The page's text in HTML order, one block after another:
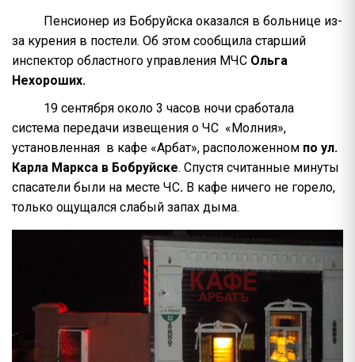
Пенсионер из Бобруйска оказался в больнице из-
за курения в постели. Об этом сообщила старший
инспектор областного управления МЧС Ольга
Нехороших.
19 сентября около 3 часов ночи сработала
система передачи извещения о ЧС «Молния»,
установленная в кафе «Арбат», расположенном по ул.
Карла Маркса в Бобруйске. Спустя считанные минуты
спасатели были на месте ЧС. В кафе ничего не горело,
только ощущался слабый запах дыма.